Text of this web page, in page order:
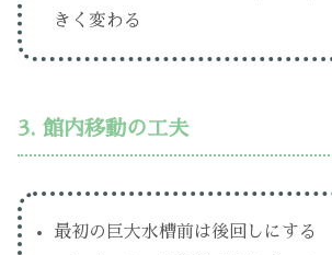
きく変わる
3. 館内移動の工夫
最初の巨大水槽前は後回しにする